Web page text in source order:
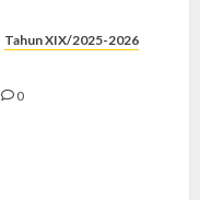
Tahun XIX/2025-2026
0